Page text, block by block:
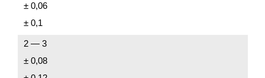
± 0,06
± 0,1
2 — 3
± 0,08